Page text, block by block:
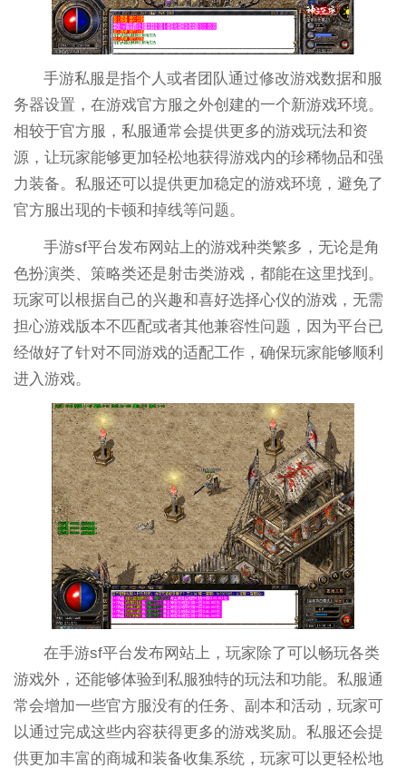
手游私服是指个人或者团队通过修改游戏数据和服
务器设置，在游戏官方服之外创建的一个新游戏环境。
相较于官方服，私服通常会提供更多的游戏玩法和资
源，让玩家能够更加轻松地获得游戏内的珍稀物品和强
力装备。私服还可以提供更加稳定的游戏环境，避免了
官方服出现的卡顿和掉线等问题。
手游sf平台发布网站上的游戏种类繁多，无论是角
色扮演类、策略类还是射击类游戏，都能在这里找到。
玩家可以根据自己的兴趣和喜好选择心仪的游戏，无需
担心游戏版本不匹配或者其他兼容性问题，因为平台已
经做好了针对不同游戏的适配工作，确保玩家能够顺利
进入游戏。
在手游sf平台发布网站上，玩家除了可以畅玩各类
游戏外，还能够体验到私服独特的玩法和功能。私服通
常会增加一些官方服没有的任务、副本和活动，玩家可
以通过完成这些内容获得更多的游戏奖励。私服还会提
供更加丰富的商城和装备收集系统，玩家可以更轻松地